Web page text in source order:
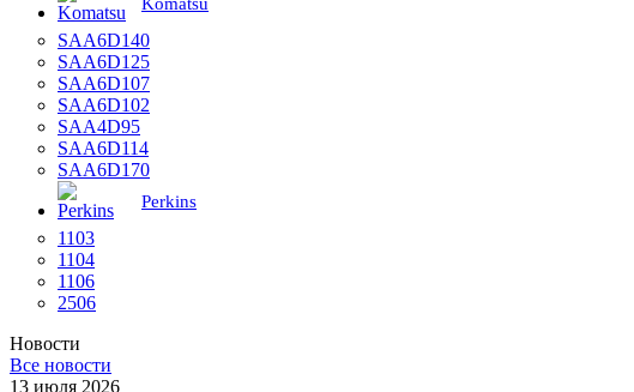
SAA6D140
SAA6D125
SAA6D107
SAA6D102
SAA4D95
SAA6D114
SAA6D170
Perkins
1103
1104
1106
2506
Новости
Все новости
13 июля 2026